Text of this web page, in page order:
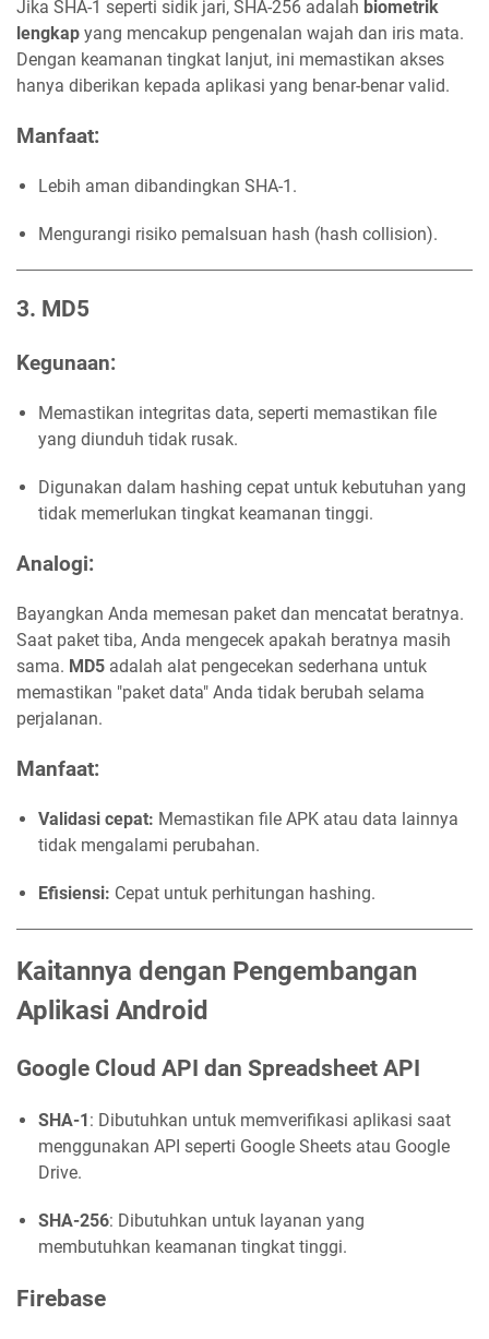
Jika SHA-1 seperti sidik jari, SHA-256 adalah biometrik
lengkap yang mencakup pengenalan wajah dan iris mata.
Dengan keamanan tingkat lanjut, ini memastikan akses
hanya diberikan kepada aplikasi yang benar-benar valid.
Manfaat:
Lebih aman dibandingkan SHA-1.
Mengurangi risiko pemalsuan hash (hash collision).
3. MD5
Kegunaan:
Memastikan integritas data, seperti memastikan file
yang diunduh tidak rusak.
Digunakan dalam hashing cepat untuk kebutuhan yang
tidak memerlukan tingkat keamanan tinggi.
Analogi:
Bayangkan Anda memesan paket dan mencatat beratnya.
Saat paket tiba, Anda mengecek apakah beratnya masih
sama. MD5 adalah alat pengecekan sederhana untuk
memastikan "paket data" Anda tidak berubah selama
perjalanan.
Manfaat:
Validasi cepat: Memastikan file APK atau data lainnya
tidak mengalami perubahan.
Efisiensi: Cepat untuk perhitungan hashing.
Kaitannya dengan Pengembangan
Aplikasi Android
Google Cloud API dan Spreadsheet API
SHA-1 : Dibutuhkan untuk memverifikasi aplikasi saat
menggunakan API seperti Google Sheets atau Google
Drive.
SHA-256: Dibutuhkan untuk layanan yang
membutuhkan keamanan tingkat tinggi.
Firebase